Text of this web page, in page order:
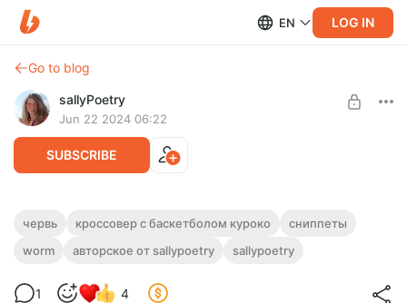
EN LOG IN
Go to blog
sallyPoetry
Jun 22 2024 06:22
SUBSCRIBE
сниппеты от Салли. Баскетбол Куроко 3
3 часть кроссовера с баскетболом куроко. Тейлор
поведении Алека. Тейлор не удивлена.
базовая подписка
червь кроссовер с баскетболом куроко
сниппеты
worm
авторское от sallypoetry sallypoetry
1 4